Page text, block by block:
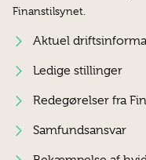
Finanstilsynet.
Aktuel
Ledige stillinger
Redegørelser fra
Samfundsansvar